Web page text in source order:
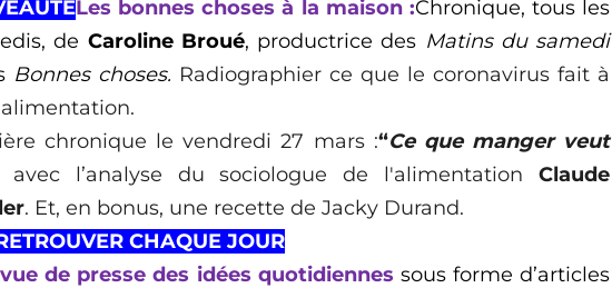
Les bonnes choses à la maison :Chronique, tous les
de Caroline Broué, productrice des Matins du samedi
Bonnes choses. Radiographier ce que le coronavirus fait à
chronique le vendredi 27 mars :“Ce que manger veut
avec l’analyse du sociologue de l'alimentationClaude
. Et, en bonus, une recette de Jacky Durand.
CHAQUE JOUR
de presse des idées quotidiennes sous forme d’articles